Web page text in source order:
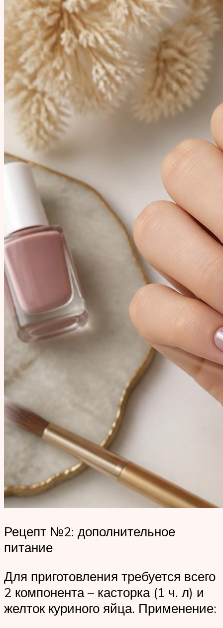
Рецепт №2: дополнительное
питание
Для приготовления требуется всего
2 компонента – касторка (1 ч. л) и
желток куриного яйца. Применение: